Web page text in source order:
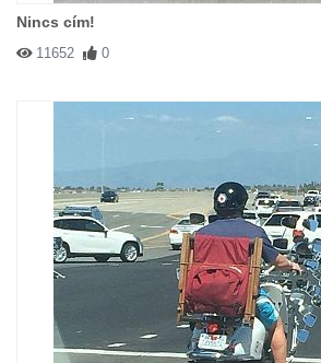
Nincs cím!
11652 0